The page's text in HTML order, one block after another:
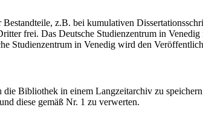
z.B. bei kumulativen
frei. Das Deutsche Studienzentrum in
Studienzentrum in Venedig wird den
Bibliothek in einem Langzeitarchiv zu
diese gemäß Nr. 1 zu verwerten.